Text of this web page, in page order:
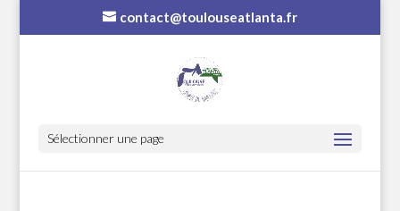
contact@toulouseatlanta.fr
Sélectionner une page